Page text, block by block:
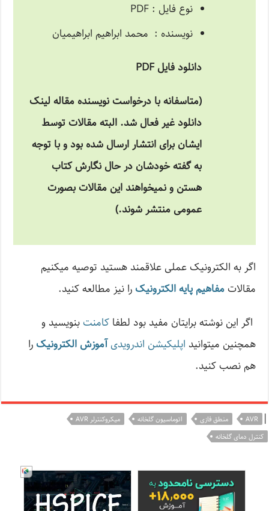
نوع فایل : PDF
نویسنده : محمد ابراهیم ابراهیمیان
دانلود فایل PDF
(متاسفانه با درخواست نویسنده مقاله لینک
دانلود غیر فعال شد. البته مقالات توسط
ایشان برای انتشار ارسال شده بود و با توجه
به گفته خودشان در حال نگارش کتاب
هستن و نمیخواهند این مقالات بصورت
عمومی منتشر شوند.)
اگر به الکترونیک عملی علاقمند هستید توصیه میکنیم
مقالاتمفاهیم پایه الکترونیک را نیز مطالعه کنید.
اگر این نوشته‌ برایتان مفید بود لطفاکامنت بنویسید و
همچنین میتوانید اپلیکیشن اندرویدیآموزش الکترونیک را
هم نصب کنید.
|
AVR منطق فازی اتوماسیون گلخانه
میکروکنترلر AVR
کنترل دمای گلخانه